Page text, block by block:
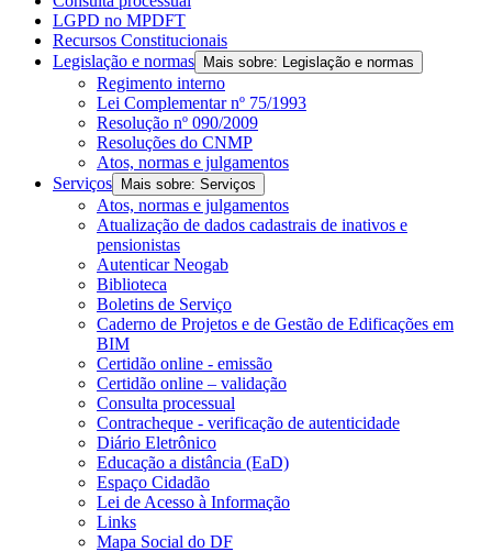
LGPD no MPDFT
Recursos Constitucionais
Legislação e normas
Mais sobre: Legislação e normas
Regimento interno
Lei Complementar nº 75/1993
Resolução nº 090/2009
Resoluções do CNMP
Atos, normas e julgamentos
Serviços
Mais sobre: Serviços
Atos, normas e julgamentos
Atualização de dados cadastrais de inativos e
pensionistas
Autenticar Neogab
Biblioteca
Boletins de Serviço
Caderno de Projetos e de Gestão de Edificações em
BIM
Certidão online - emissão
Certidão online – validação
Consulta processual
Contracheque - verificação de autenticidade
Diário Eletrônico
Educação a distância (EaD)
Espaço Cidadão
Lei de Acesso à Informação
Links
Mapa Social do DF